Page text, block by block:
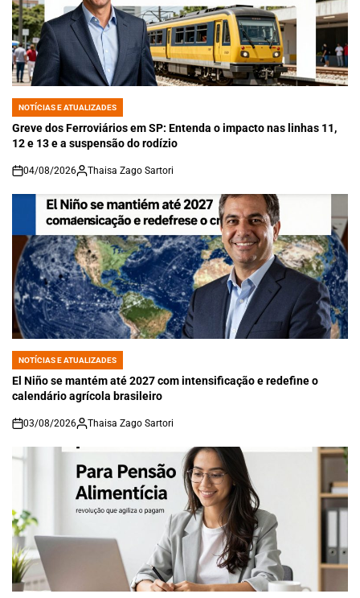
POSTED
IN
NOTÍCIAS E ATUALIZADES
Greve dos Ferroviários em SP: Entenda o impacto nas linhas 11,
12 e 13 e a suspensão do rodízio
on
04/08/2026 Thaisa Zago Sartori
POSTED
IN
NOTÍCIAS E ATUALIZADES
El Niño se mantém até 2027 com intensificação e redefine o
calendário agrícola brasileiro
on
03/08/2026 Thaisa Zago Sartori